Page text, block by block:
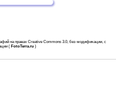
на правах Creative Commons 3.0, без модификации, с
( FotoTerra.ru )